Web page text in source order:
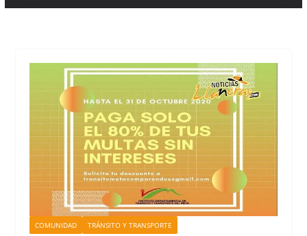
COMUNIDAD TRÁNSITO Y TRANSPORTE